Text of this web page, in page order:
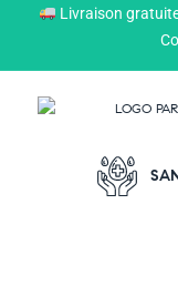
Livraison